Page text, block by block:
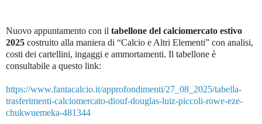
Nuovo appuntamento con il tabellone del calciomercato estivo
2025 costruito alla maniera di “Calcio e Altri Elementi” con analisi,
costi dei cartellini, ingaggi e ammortamenti. Il tabellone è
consultabile a questo link:
https://www.fantacalcio.it/approfondimenti/27_08_2025/tabella-
trasferimenti-calciomercato-diouf-douglas-luiz-piccoli-rowe-eze-
chukwuemeka-481344